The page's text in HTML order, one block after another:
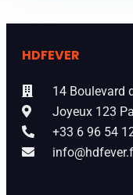
HDFEVER
14 Boulevard
Joyeux 123
+33 6 96 54